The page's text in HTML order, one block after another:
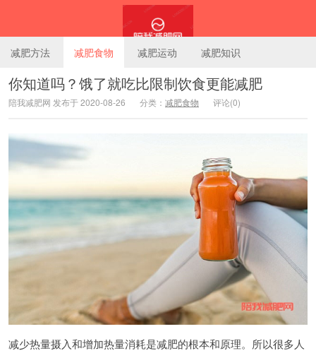
陪我减肥网
减肥方法 减肥食物 减肥运动 减肥知识
你知道吗？饿了就吃比限制饮食更能减肥
陪我减肥网 发布于 2020-08-26 分类： 减肥食物 评论(0)
减少热量摄入和增加热量消耗是减肥的根本和原理。所以很多人